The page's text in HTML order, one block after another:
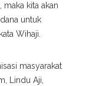
maka kita akan
untuk
Wihaji.
masyarakat
Lindu Aji,